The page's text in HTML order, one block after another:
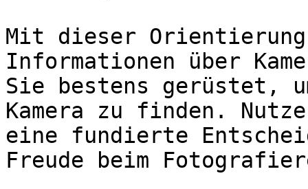
Mit dieser
Informationen über
Sie bestens gerüstet,
Kamera zu finden.
eine fundierte
Freude beim